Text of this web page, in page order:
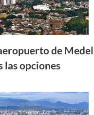
de
las opciones